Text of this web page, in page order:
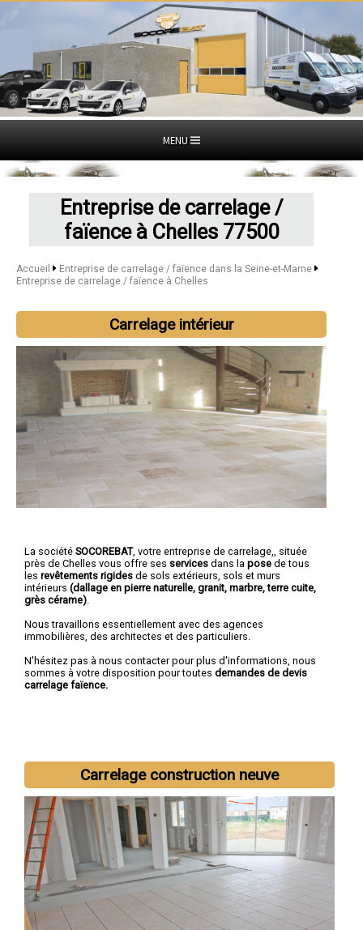
MENU
Entreprise de carrelage /
faïence à Chelles 77500
Accueil
Entreprise de carrelage / faïence dans la Seine-et-Marne
Entreprise de carrelage / faïence à Chelles
Carrelage intérieur
La société SOCOREBAT, votre entreprise de carrelage,
, située
près de Chelles vous offre ses services dans la pose de tous
les revêtements rigides de sols extérieurs, sols et murs
intérieurs (dallage en pierre naturelle, granit, marbre, terre cuite,
grès cérame)
Nous travaillons essentiellement avec des agences
immobilières, des architectes et des particuliers.
N'hésitez pas à nous contacter pour plus d'informations, nous
sommes à votre disposition pour toutes demandes de devis
carrelage faïence.
Nous intervenons aussi dans les villes suivantes :Melun
Chelles,Meaux,Pontault-Combault,Savigny-le-Temple,
Champs-sur-Marne,Villeparisis,Torcy,Roissy-en-Brie,Combs-
la-Ville
Carrelage construction neuve